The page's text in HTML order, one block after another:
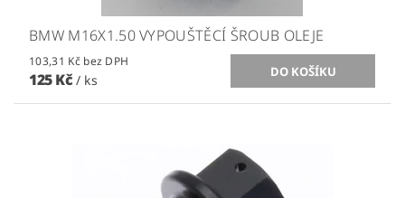
BMW M16X1.50 VYPOUŠTĚCÍ ŠROUB OLEJE
103,31 Kč bez DPH
125 Kč / ks